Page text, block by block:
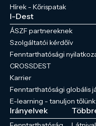
Hírek - Kőrispatak
I-Dest
ÁSZF partnereknek
Szolgáltatói kérdőív
Fenntarthatósági
CROSSDEST
Karrier
Fenntarthatósági globális
E-learning - tanuljon
Irányelvek